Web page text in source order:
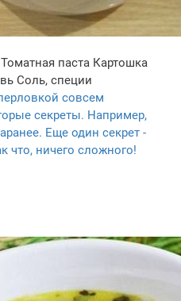
Томатная паста Картошка
Соль, специи
совсем
секреты. Например,
Еще один секрет -
что, ничего сложного!